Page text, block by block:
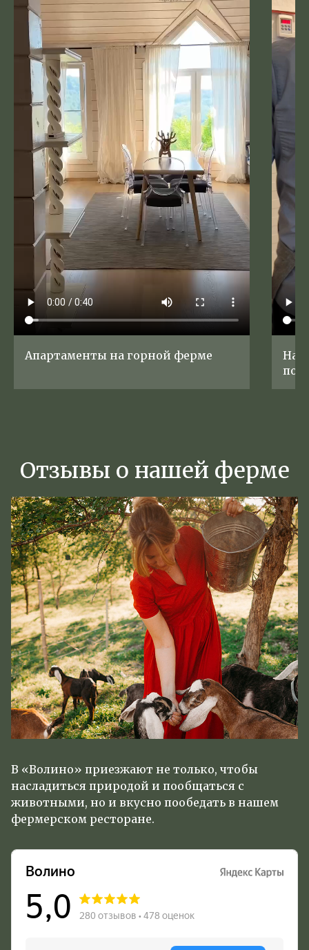
Апартаменты на горной ферме
На
по
Отзывы о нашей ферме
В «Волино» приезжают не только, чтобы
насладиться природой и пообщаться с
животными, но и вкусно пообедать в нашем
фермерском ресторане.